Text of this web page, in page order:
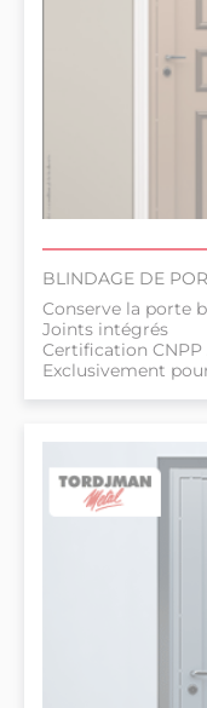
BLINDAGE DE
Conserve la porte
Joints intégrés
Certification CNPP
Exclusivement